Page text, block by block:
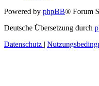
Powered by phpBB® Forum
Deutsche Übersetzung durch
Datenschutz